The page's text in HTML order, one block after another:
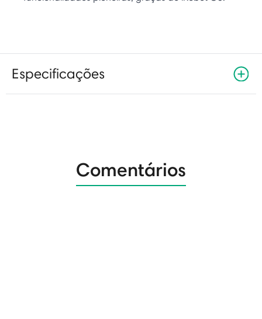
Especificações
Comentários